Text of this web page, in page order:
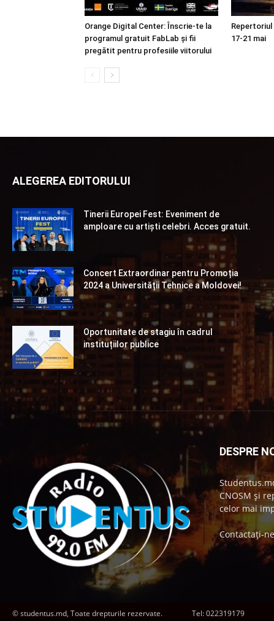
Orange Digital Center: Înscrie-te la
programul gratuit FabLab și fii
pregătit pentru profesiile viitorului
Repertoriul
17-21 mai
ALEGEREA EDITORULUI
Tinerii Europei Fest: Eveniment de
amploare cu artiști celebri. Acces gratuit.
Concert Extraordinar pentru Promoția
2024 a Universității Tehnice a Moldovei!
Oportunitate de stagiu în cadrul
instituțiilor publice
DESPRE
CNOSM și
celor mai
Contactați-
© studentus.md, Toate drepturile rezervate. Tel:022319179